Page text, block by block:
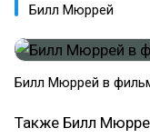
Билл Мюррей
Билл Мюррей в
Также Билл